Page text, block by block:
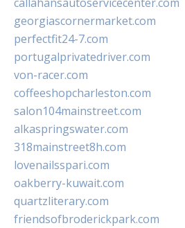
georgiascornermarket.com
perfectfit24-7.com
portugalprivatedriver.com
von-racer.com
coffeeshopcharleston.com
salon104mainstreet.com
alkaspringswater.com
318mainstreet8h.com
lovenailsspari.com
oakberry-kuwait.com
quartzliterary.com
friendsofbroderickpark.com